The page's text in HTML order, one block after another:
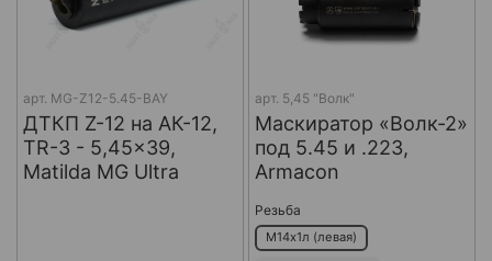
арт. MG-Z12-5.45-BAY
ДТКП Z-12 на АК-12,
TR-3 - 5,45x39,
Matilda MG Ultra
арт. 5,45 "Волк"
Маскиратор «Волк-2»
под 5.45 и .223,
Armacon
Резьба
М14х1л (левая)